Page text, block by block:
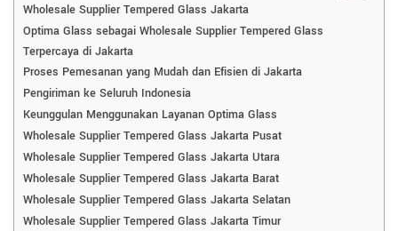
Wholesale Supplier Tempered Glass Jakarta
Optima Glass sebagai Wholesale Supplier Tempered Glass
Terpercaya di Jakarta
Proses Pemesanan yang Mudah dan Efisien di Jakarta
Pengiriman ke Seluruh Indonesia
Keunggulan Menggunakan Layanan Optima Glass
Wholesale Supplier Tempered Glass Jakarta Pusat
Wholesale Supplier Tempered Glass Jakarta Utara
Wholesale Supplier Tempered Glass Jakarta Barat
Wholesale Supplier Tempered Glass Jakarta Selatan
Wholesale Supplier Tempered Glass Jakarta Timur